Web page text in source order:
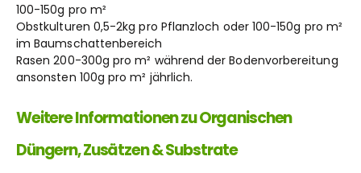
100-150g pro m²
Obstkulturen 0,5-2kg pro Pflanzloch oder 100-150g pro m²
im Baumschattenbereich
Rasen 200-300g pro m² während der Bodenvorbereitung
ansonsten 100g pro m² jährlich.
Weitere Informationen zu Organischen
Düngern, Zusätzen & Substrate